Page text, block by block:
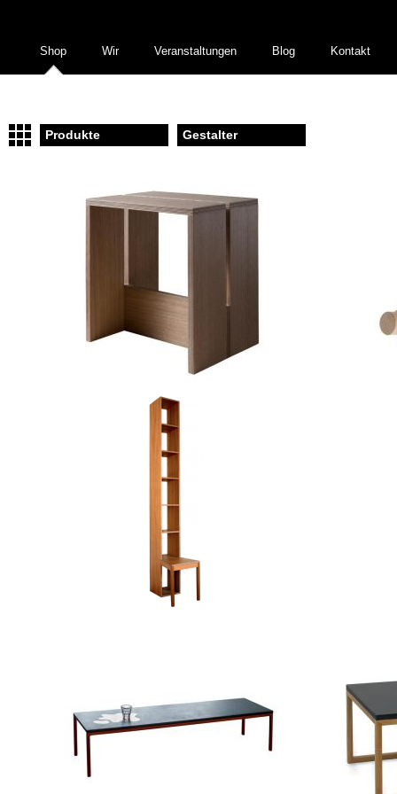
Shop Wir Veranstaltungen Blog Kontakt
Produkte Gestalter